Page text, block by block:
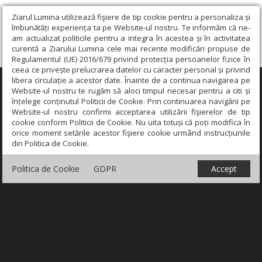
Ziarul Lumina utilizează fişiere de tip cookie pentru a personaliza și
îmbunătăți experiența ta pe Website-ul nostru. Te informăm că ne-
am actualizat politicile pentru a integra în acestea și în activitatea
curentă a Ziarului Lumina cele mai recente modificări propuse de
Regulamentul (UE) 2016/679 privind protecția persoanelor fizice în
ceea ce privește prelucrarea datelor cu caracter personal și privind
libera circulație a acestor date. Înainte de a continua navigarea pe
Website-ul nostru te rugăm să aloci timpul necesar pentru a citi și
înțelege conținutul Politicii de Cookie. Prin continuarea navigării pe
Website-ul nostru confirmi acceptarea utilizării fişierelor de tip
cookie conform Politicii de Cookie. Nu uita totuși că poți modifica în
orice moment setările acestor fişiere cookie urmând instrucțiunile
din Politica de Cookie.
Politica de Cookie GDPR Accept
×